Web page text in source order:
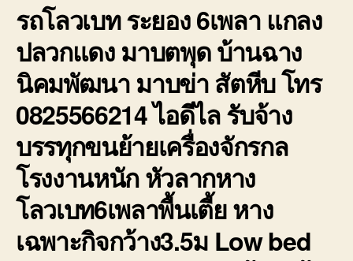
รถโลวเบท ระยอง 6เพลา แกลง
ปลวกแดง มาบตพุด บ้านฉาง
นิคมพัฒนา มาบข่า สัตหีบ โทร
0825566214 ไอดีไล รับจ้าง
บรรทุกขนย้ายเครื่องจักรกล
โรงงานหนัก หัวลากหาง
โลวเบท6เพลาพื้นเตี้ย หาง
เฉพาะกิจกว้าง3.5ม Low bed